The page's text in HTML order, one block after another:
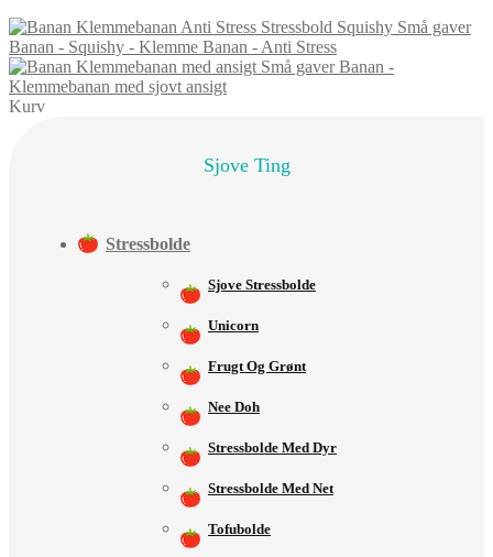
Banan - Squishy - Klemme Banan - Anti Stress
Banan -
Klemmebanan med sjovt ansigt
Kurv
Sjove Ting
Stressbolde
Sjove Stressbolde
Unicorn
Frugt Og Grønt
Nee Doh
Stressbolde Med Dyr
Stressbolde Med Net
Tofubolde